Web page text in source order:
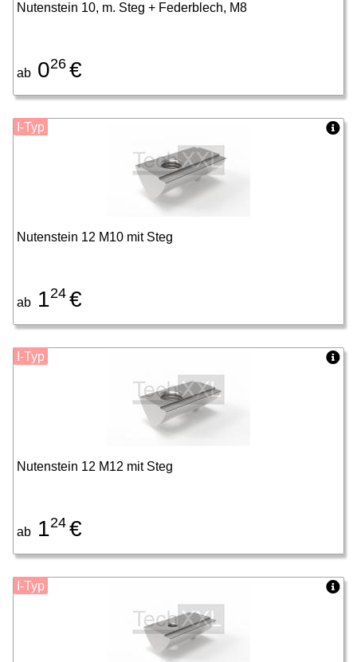
Nutenstein 10, m. Steg + Federblech, M8
ab 026 €
Nutenstein 12 M10 mit Steg
ab 124 €
I-Typ
Nutenstein 12 M12 mit Steg
ab 124 €
I-Typ
I-Typ